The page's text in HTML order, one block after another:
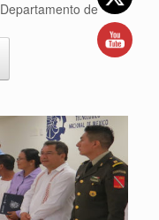
Departamento de